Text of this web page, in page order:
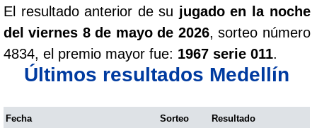
El resultado anterior de su jugado en la noche
del viernes 8 de mayo de 2026, sorteo número
4834, el premio mayor fue: 1967 serie 011.
Últimos resultados Medellín
Fecha Sorteo Resultado